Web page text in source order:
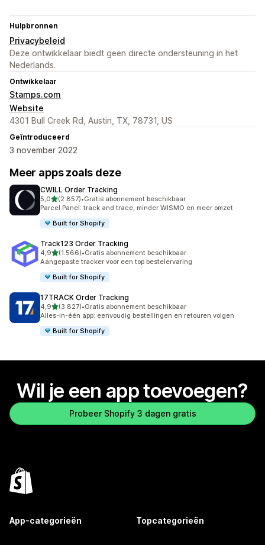
Hulpbronnen
Privacybeleid
Deze ontwikkelaar biedt geen directe ondersteuning in het
Nederlands.
Ontwikkelaar
Stamps.com
Website
4301 Bull Creek Rd, Austin, TX, 78731, US
Geïntroduceerd
3 november 2022
Meer apps zoals deze
CWILL Order Tracking
5,0van 5 sterren
(2.857)
2857 recensies in totaal
•Gratis abonnement beschikbaar
Parcel Panel: track and trace, minder WISMO en meer omzet
Built for Shopify
Track123 Order Tracking
4,9van 5 sterren
(1.566)
1566 recensies in totaal
•Gratis abonnement beschikbaar
Aangepaste tracker voor een top bestelervaring
Built for Shopify
17TRACK Order Tracking
4,9van 5 sterren
(3.827)
3827 recensies in totaal
•Gratis abonnement beschikbaar
Alles-in-één app: eenvoudig bestellingen en retouren volgen
Built for Shopify
Wil je een app toevoegen?
Probeer Shopify 3 dagen gratis
App-categorieën Topcategorieën